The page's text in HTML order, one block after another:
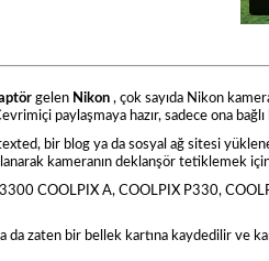
gelen Nikon, çok sayıda Nikon
paylaşmaya hazır, sadece ona
bir blog ya da sosyal ağ sitesi
kameranın deklanşör tetiklemek
COOLPIX A, COOLPIX P330,
da zaten bir bellek kartına kaydedilir ve